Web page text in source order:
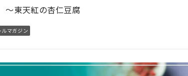
東天紅の杏仁豆腐
ルマガジン